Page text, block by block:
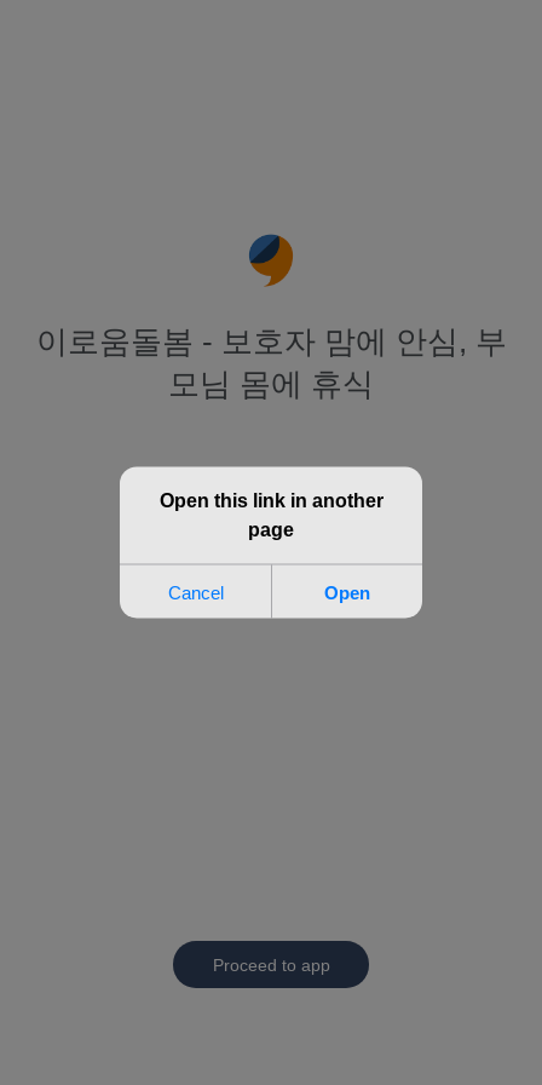
이로움돌봄 - 보호자 맘에 안심, 부
모님 몸에 휴식
Proceed to app